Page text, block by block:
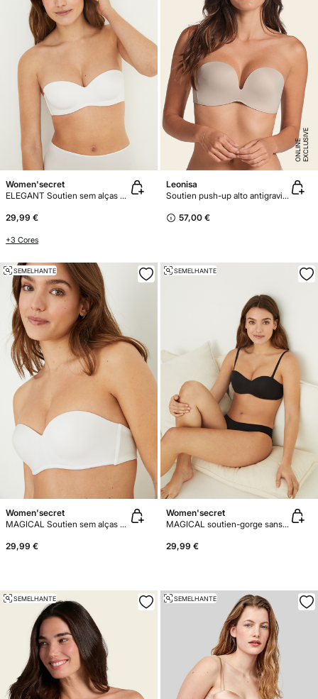
Women'secret
ELEGANT Soutien sem alças microfibra
29,99 €
+3 Cores
E
X
C
L
U
SI
V
E
O
N
LI
N
E
Leonisa
Soutien push-up alto antigravidade sem alças e sem aro
57,00 €
SEMELHANTE
Women'secret
MAGICAL Soutien sem alças push-up microfibra
29,99 €
SEMELHANTE
Women'secret
MAGICAL soutien-gorge sans bretelles push-up microfibre
29,99 €
SEMELHANTE SEMELHANTE